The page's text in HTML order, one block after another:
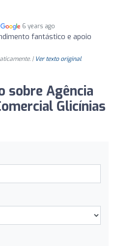
6 years ago
fantástico e apoio
| Ver texto original
sobre Agência
Glicínias